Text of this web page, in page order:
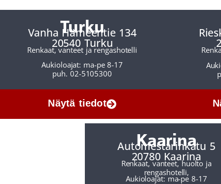
Turku
Vanha Hämeentie 134
20540 Turku
Renkaat, vanteet ja rengashotelli
Aukioloajat: ma-pe 8-17
puh. 02-5105300
Näytä tiedot
Kaarina
Automestarinkatu 5
20780 Kaarina
Renkaat, vanteet, huolto ja
rengashotelli,
Aukioloajat: ma-pe 8-17